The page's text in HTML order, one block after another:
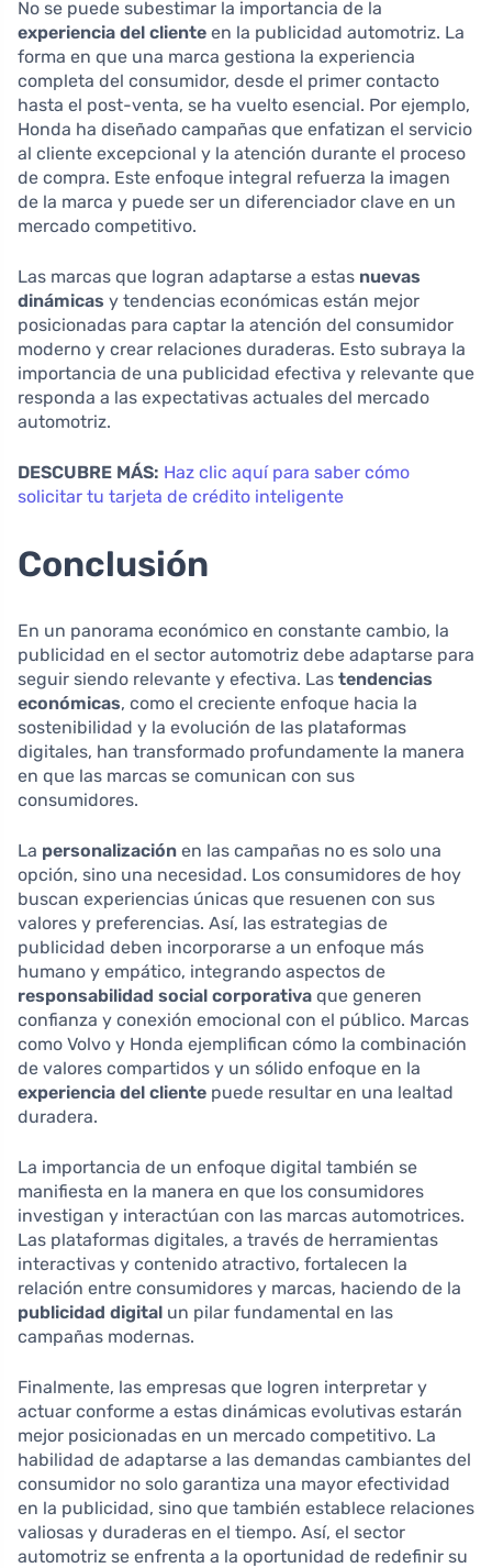
No se puede subestimar la importancia de la
experiencia del cliente en la publicidad automotriz. La
forma en que una marca gestiona la experiencia
completa del consumidor, desde el primer contacto
hasta el post-venta, se ha vuelto esencial. Por ejemplo,
Honda ha diseñado campañas que enfatizan el servicio
al cliente excepcional y la atención durante el proceso
de compra. Este enfoque integral refuerza la imagen
de la marca y puede ser un diferenciador clave en un
mercado competitivo.
Las marcas que logran adaptarse a estas nuevas
dinámicas y tendencias económicas están mejor
posicionadas para captar la atención del consumidor
moderno y crear relaciones duraderas. Esto subraya la
importancia de una publicidad efectiva y relevante que
responda a las expectativas actuales del mercado
automotriz.
DESCUBRE MÁS: Haz clic aquí para saber cómo
solicitar tu tarjeta de crédito inteligente
Conclusión
En un panorama económico en constante cambio, la
publicidad en el sector automotriz debe adaptarse para
seguir siendo relevante y efectiva. Las tendencias
económicas, como el creciente enfoque hacia la
sostenibilidad y la evolución de las plataformas
digitales, han transformado profundamente la manera
en que las marcas se comunican con sus
consumidores.
La personalización en las campañas no es solo una
opción, sino una necesidad. Los consumidores de hoy
buscan experiencias únicas que resuenen con sus
valores y preferencias. Así, las estrategias de
publicidad deben incorporarse a un enfoque más
humano y empático, integrando aspectos de
responsabilidad social corporativa que generen
confianza y conexión emocional con el público. Marcas
como Volvo y Honda ejemplifican cómo la combinación
de valores compartidos y un sólido enfoque en la
experiencia del cliente puede resultar en una lealtad
duradera.
La importancia de un enfoque digital también se
manifiesta en la manera en que los consumidores
investigan y interactúan con las marcas automotrices.
Las plataformas digitales, a través de herramientas
interactivas y contenido atractivo, fortalecen la
relación entre consumidores y marcas, haciendo de la
publicidad digital un pilar fundamental en las
campañas modernas.
Finalmente, las empresas que logren interpretar y
actuar conforme a estas dinámicas evolutivas estarán
mejor posicionadas en un mercado competitivo. La
habilidad de adaptarse a las demandas cambiantes del
consumidor no solo garantiza una mayor efectividad
en la publicidad, sino que también establece relaciones
valiosas y duraderas en el tiempo. Así, el sector
automotriz se enfrenta a la oportunidad de redefinir su